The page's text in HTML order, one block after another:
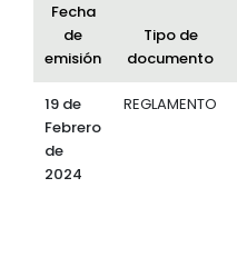
Fecha
de
emisión
Tipo de
documento
19 de
Febrero
de
2024
REGLAMENTO